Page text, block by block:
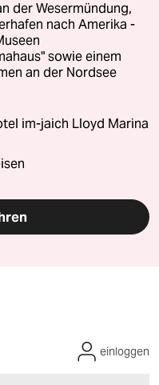
der Wesermündung,
nach Amerika -
sowie einem
an der Nordsee
im-jaich Lloyd Marina
einloggen